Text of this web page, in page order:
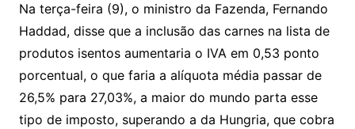
Na terça-feira (9), o ministro da Fazenda, Fernando
Haddad, disse que a inclusão das carnes na lista de
produtos isentos aumentaria o IVA em 0,53 ponto
porcentual, o que faria a alíquota média passar de
26,5% para 27,03%, a maior do mundo parta esse
tipo de imposto, superando a da Hungria, que cobra